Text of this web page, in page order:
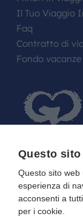
Il Tuo Viaggio
Faq
Contratto di
Fondo
FARE UN
La tua Lista in
Questo
Questo sito web
esperienza di
acconsenti a
per i cookie.